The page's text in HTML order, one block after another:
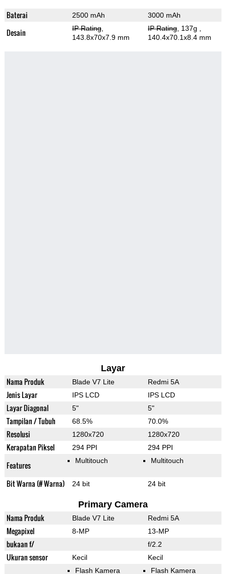
Baterai 2500 mAh 3000 mAh
Desain IP Rating,
143.8x70x7.9 mm
IP Rating, 137g
140.4x70.1x8.4 mm
Layar
Nama Produk Blade V7 Lite Redmi 5A
Jenis Layar IPS LCD IPS LCD
Layar Diagonal 5" 5"
Tampilan / Tubuh 68.5% 70.0%
Resolusi 1280x720 1280x720
Kerapatan Piksel 294 PPI 294 PPI
Features Multitouch Multitouch
Bit Warna (# Warna) 24 bit 24 bit
Primary Camera
Nama Produk Blade V7 Lite Redmi 5A
Megapixel 8-MP 13-MP
bukaan f/ f/2.2
Ukuran sensor Kecil
Kecil
Flash Kamera
Flash Kamera